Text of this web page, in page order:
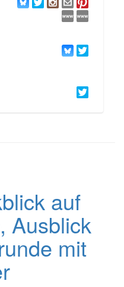
auf
Ausblick
mit